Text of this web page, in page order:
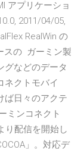
アプリケーショ
2011/04/05,
RealWin の
スの ガーミン製
グなどのデータ
ネクトモバイ
ば日々のアクテ
ミンコネクト
り配信を開始し
」。対応デ